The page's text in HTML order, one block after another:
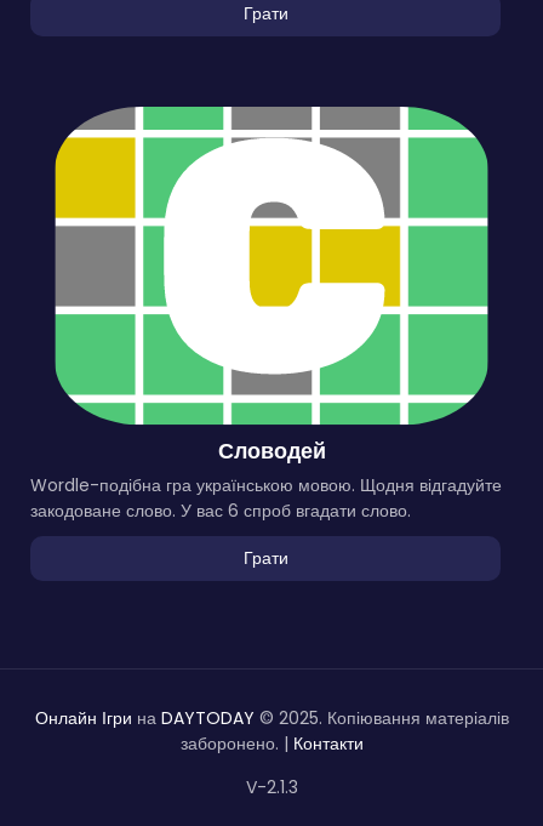
Грати
Словодей
Wordle-подібна гра українською мовою. Щодня відгадуйте
закодоване слово. У вас 6 спроб вгадати слово.
Грати
Онлайн Ігри на DAYTODAY © 2025. Копіювання матеріалів
заборонено. | Контакти
V-2.1.3